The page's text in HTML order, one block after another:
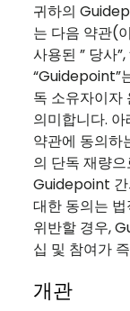
귀하의
는 다음 약관(
사용된 ” 당사
“Guidepoint”
독 소유자이
의미합니다.
약관에 동의하
의 단독 재량
Guidepoint 간
대한 동의는
위반할 경우,
십 및 참여가
개관